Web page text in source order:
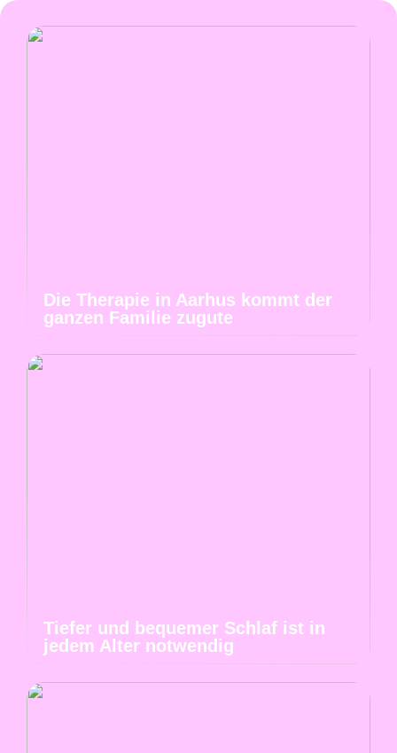
Die Therapie in Aarhus kommt der
ganzen Familie zugute
Tiefer und bequemer Schlaf ist in
jedem Alter notwendig